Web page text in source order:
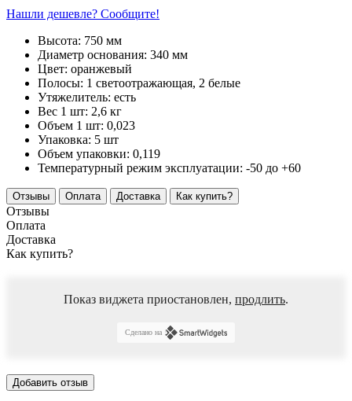
Нашли дешевле? Сообщите!
Высота: 750 мм
Диаметр основания: 340 мм
Цвет: оранжевый
Полосы: 1 светоотражающая, 2 белые
Утяжелитель: есть
Вес 1 шт: 2,6 кг
Объем 1 шт: 0,023
Упаковка: 5 шт
Объем упаковки: 0,119
Температурный режим эксплуатации: -50 до +60
Отзывы Оплата Доставка Как купить?
Отзывы
Оплата
Доставка
Как купить?
Показ виджета приостановлен, продлить.
Сделано на
Добавить отзыв